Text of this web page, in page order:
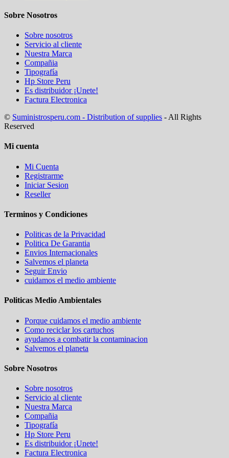
Sobre Nosotros
Sobre nosotros
Servicio al cliente
Nuestra Marca
Compañia
Tipografía
Hp Store Peru
Es distribuidor ¡Unete!
Factura Electronica
© Suministrosperu.com - Distribution of supplies - All Rights
Reserved
Mi cuenta
Mi Cuenta
Registrarme
Iniciar Sesion
Reseller
Terminos y Condiciones
Politicas de la Privacidad
Politica De Garantia
Envios Internacionales
Salvemos el planeta
Seguir Envio
cuidamos el medio ambiente
Politicas Medio Ambientales
Porque cuidamos el medio ambiente
Como reciclar los cartuchos
ayudanos a combatir la contaminacion
Salvemos el planeta
Sobre Nosotros
Sobre nosotros
Servicio al cliente
Nuestra Marca
Compañia
Tipografía
Hp Store Peru
Es distribuidor ¡Unete!
Factura Electronica